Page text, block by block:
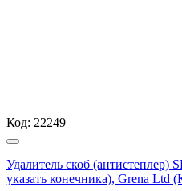
Код: 22249
Удалитель скоб (антистеплер)
указать конечника), Grena